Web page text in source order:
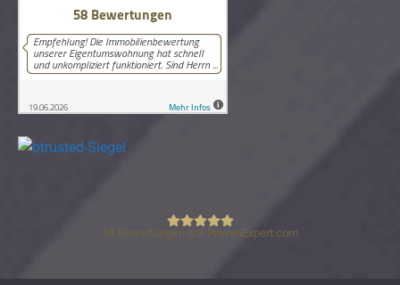
Lutz Schneider Immobilienbewertung
58 Bewertungen auf ProvenExpert.com